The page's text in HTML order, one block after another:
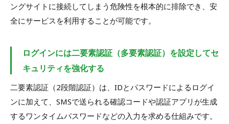
ングサイトに接続してしまう危険性を根本的に排除でき、安
全にサービスを利用することが可能です。
ログインには二要素認証（多要素認証）を設定してセ
キュリティを強化する
二要素認証（2段階認証）は、IDとパスワードによるログイ
ンに加えて、SMSで送られる確認コードや認証アプリが生成
するワンタイムパスワードなどの入力を求める仕組みです。